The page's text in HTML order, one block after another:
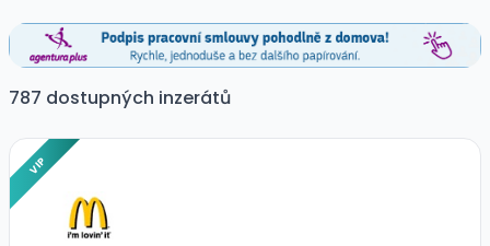
787 dostupných inzerátů
VIP